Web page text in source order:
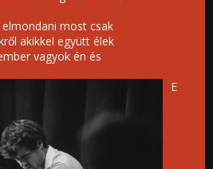
most csak
akikkel együtt élek
vagyok én és
E